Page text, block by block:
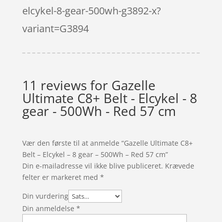
elcykel-8-gear-500wh-g3892-x?
variant=G3894
11 reviews for Gazelle
Ultimate C8+ Belt - Elcykel - 8
gear - 500Wh - Red 57 cm
Vær den første til at anmelde “Gazelle Ultimate C8+
Belt – Elcykel – 8 gear – 500Wh – Red 57 cm”
Din e-mailadresse vil ikke blive publiceret. Krævede
felter er markeret med *
Din vurdering
Din anmeldelse *